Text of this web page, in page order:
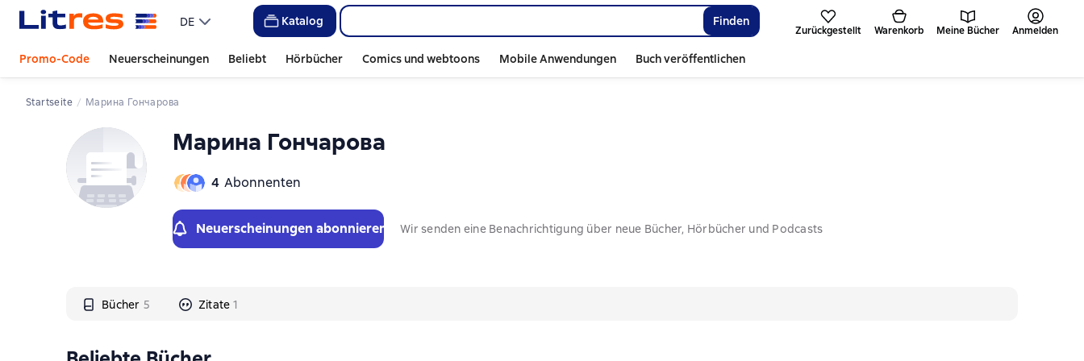
DE Katalog Finden
Zurückgestellt Warenkorb Meine Bücher Anmelden
Promo-Code Neuerscheinungen Beliebt Hörbücher Comics und webtoons Mobile Anwendungen Buch veröffentlichen
Startseite Марина Гончарова
Марина Гончарова
4 Abonnenten
Neuerscheinungen abonnieren Wir senden eine Benachrichtigung über neue Bücher, Hörbücher und Podcasts
Bücher 5 Zitate 1
Слайдер с книгами
Слайдер с книгами